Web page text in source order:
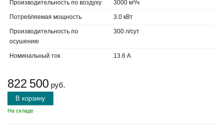
Производительность по воздуху 3000 м³/ч
Потребляемая мощность 3.0 кВт
Производительность по
осушению
300 л/сут
Номинальный ток 13.6 А
822 500 руб.
В корзину
На складе